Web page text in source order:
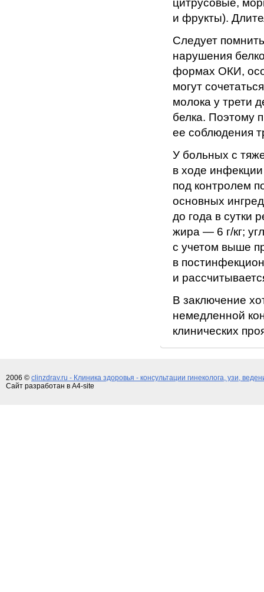
цитрусовые,
и фрукты).
Следует
нарушения
формах ОКИ,
могут
молока у трети
белка. Поэтому
ее соблюдения
У больных с
в ходе
под контролем
основных
до года в сутки
жира — 6 г/кг;
с учетом выше
в
и
В заключение
немедленной
клинических
2006 © clinzdrav.ru - Клиника здоровья - консультации гинеколога, узи,
Сайт разработан в A4-site